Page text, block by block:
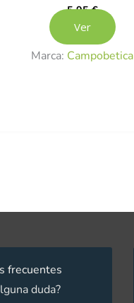
5,95€
Ver
Marca: Campobetica
frecuentes
duda?